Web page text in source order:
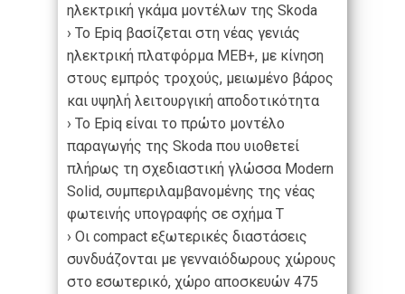
ηλεκτρική γκάμα μοντέλων της Skoda
› Το Epiq βασίζεται στη νέας γενιάς
ηλεκτρική πλατφόρμα MEB+, με κίνηση
στους εμπρός τροχούς, μειωμένο βάρος
και υψηλή λειτουργική αποδοτικότητα
› Το Epiq είναι το πρώτο μοντέλο
παραγωγής της Skoda που υιοθετεί
πλήρως τη σχεδιαστική γλώσσα Modern
Solid, συμπεριλαμβανομένης της νέας
φωτεινής υπογραφής σε σχήμα Τ
› Οι compact εξωτερικές διαστάσεις
συνδυάζονται με γενναιόδωρους χώρους
στο εσωτερικό, χώρο αποσκευών 475